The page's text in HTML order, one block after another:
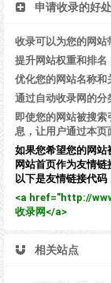
申请收录的好处
收录可以为您的网站
提升网站权重和排名
优化您的网站名称和
通过自动收录网的分
即使您的网站被搜
息，让用户通过本页
如果您希望您的网站
网站首页作为友情链
以下是友情链接代码
<a href="http://
收录网</a>
相关站点